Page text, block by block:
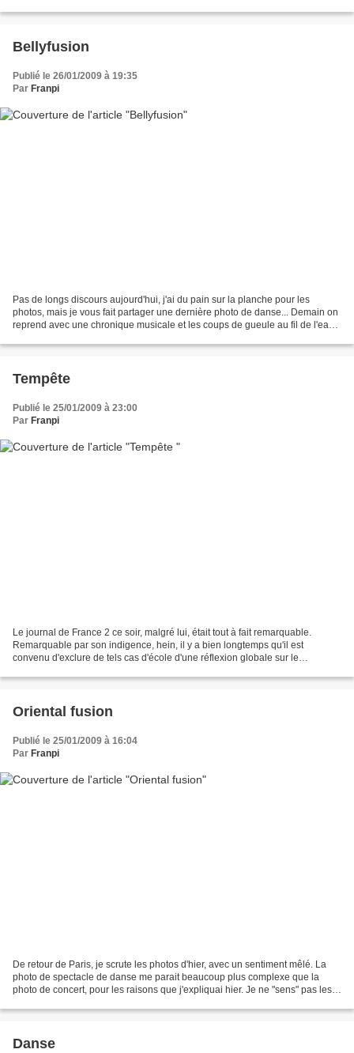
Bellyfusion
Publié le 26/01/2009 à 19:35
Par Franpi
Pas de longs discours aujourd'hui, j'ai du pain sur la planche pour les
photos, mais je vous fait partager une dernière photo de danse... Demain on
reprend avec une chronique musicale et les coups de gueule au fil de l'eau,
Tempête
Publié le 25/01/2009 à 23:00
Par Franpi
Le journal de France 2 ce soir, malgré lui, était tout à fait remarquable.
Remarquable par son indigence, hein, il y a bien longtemps qu'il est
convenu d'exclure de tels cas d'école d'une réflexion globale sur le
Oriental fusion
Publié le 25/01/2009 à 16:04
Par Franpi
De retour de Paris, je scrute les photos d'hier, avec un sentiment mêlé. La
photo de spectacle de danse me parait beaucoup plus complexe que la
photo de concert, pour les raisons que j'expliquai hier. Je ne "sens" pas les
Danse